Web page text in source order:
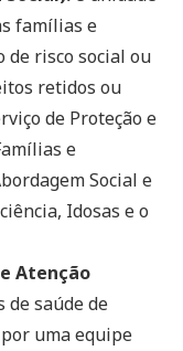
famílias e
de risco social ou
retidos ou
de Proteção e
e
Social e
Idosas e o
Atenção
de saúde de
uma equipe